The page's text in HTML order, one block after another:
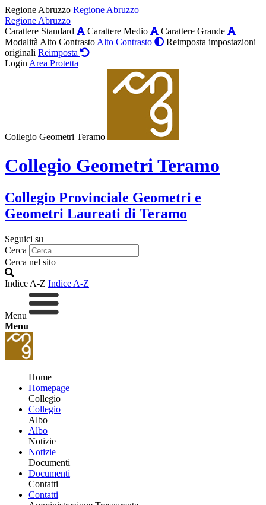
Regione Abruzzo Regione Abruzzo
Regione Abruzzo
Carattere Standard
Carattere Medio
Carattere Grande
Modalità Alto Contrasto Alto Contrasto
Reimposta impostazioni
originali Reimposta
Login Area Protetta
Collegio Geometri Teramo
Collegio Geometri Teramo
Collegio Provinciale Geometri e
Geometri Laureati di Teramo
Seguici su
Cerca
Cerca nel sito
Indice A-Z Indice A-Z
Menu
Menu
Home
Homepage
Collegio
Collegio
Albo
Albo
Notizie
Notizie
Documenti
Documenti
Contatti
Contatti